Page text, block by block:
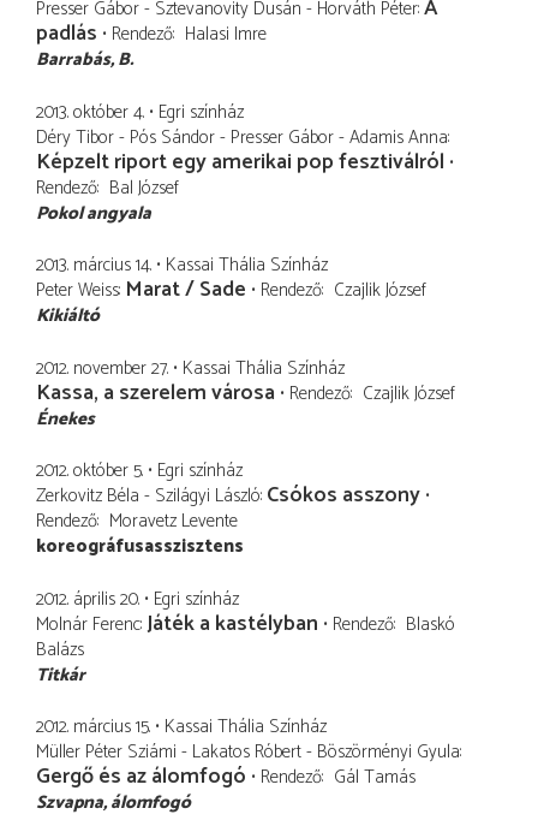
Presser Gábor - Sztevanovity Dusán - Horváth Péter A
padlás Rendező Halasi Imre
Barrabás, B.
2013. október 4. Egri színház
Déry Tibor - Pós Sándor - Presser Gábor - Adamis Anna
Képzelt riport egy amerikai pop fesztiválról
Rendező Bal József
Pokol angyala
2013. március 14. Kassai Thália Színház
Peter Weiss Marat / Sade Rendező Czajlik József
Kikiáltó
2012. november 27. Kassai Thália Színház
Kassa, a szerelem városa Rendező Czajlik József
Énekes
2012. október 5. Egri színház
Zerkovitz Béla - Szilágyi László Csókos asszony
Rendező Moravetz Levente
koreográfusasszisztens
2012. április 20. Egri színház
Molnár Ferenc Játék a kastélyban Rendező Blaskó
Balázs
Titkár
2012. március 15. Kassai Thália Színház
Müller Péter Sziámi - Lakatos Róbert - Böszörményi Gyula
Gergő és az álomfogó Rendező Gál Tamás
Szvapna álomfogó